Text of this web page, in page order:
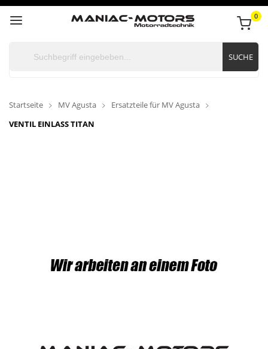
0
SUCHE
Startseite MV Agusta
Ersatzteile für MV Agusta
VENTIL EINLASS TITAN